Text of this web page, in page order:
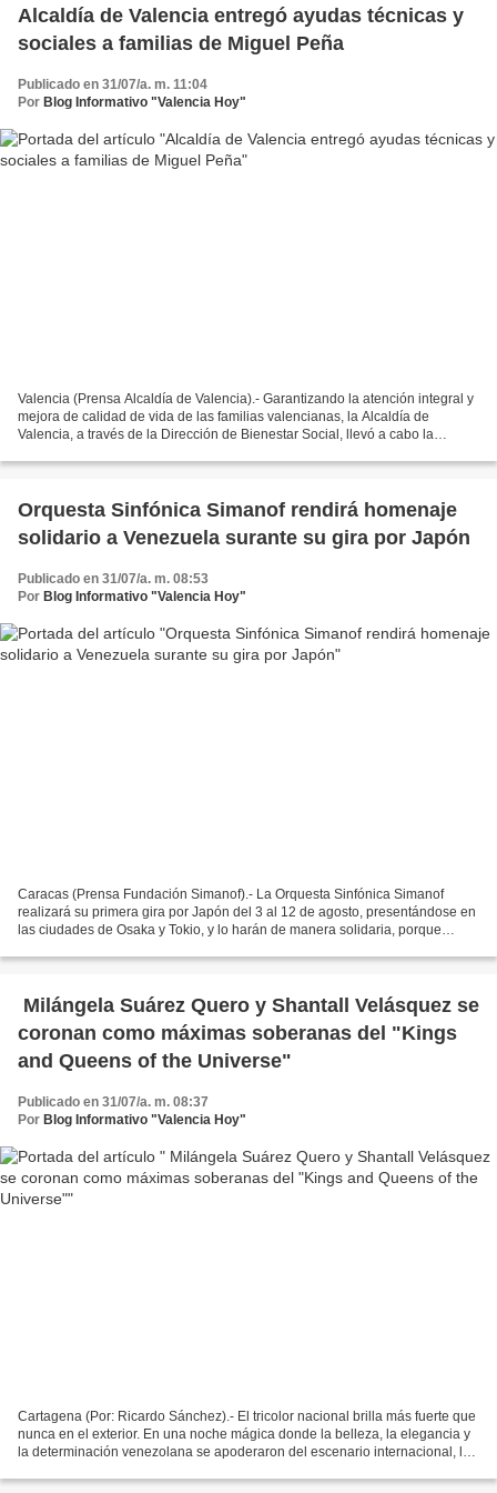
Alcaldía de Valencia entregó ayudas técnicas y
sociales a familias de Miguel Peña
Publicado en 31/07/a. m. 11:04
Por Blog Informativo "Valencia Hoy"
Valencia (Prensa Alcaldía de Valencia).- Garantizando la atención integral y
mejora de calidad de vida de las familias valencianas, la Alcaldía de
Valencia, a través de la Dirección de Bienestar Social, llevó a cabo la
Orquesta Sinfónica Simanof rendirá homenaje
solidario a Venezuela surante su gira por Japón
Publicado en 31/07/a. m. 08:53
Por Blog Informativo "Valencia Hoy"
Caracas (Prensa Fundación Simanof).- La Orquesta Sinfónica Simanof
realizará su primera gira por Japón del 3 al 12 de agosto, presentándose en
las ciudades de Osaka y Tokio, y lo harán de manera solidaria, porque
Milángela Suárez Quero y Shantall Velásquez se
coronan como máximas soberanas del "Kings
and Queens of the Universe"
Publicado en 31/07/a. m. 08:37
Por Blog Informativo "Valencia Hoy"
Cartagena (Por: Ricardo Sánchez).- El tricolor nacional brilla más fuerte que
nunca en el exterior. En una noche mágica donde la belleza, la elegancia y
la determinación venezolana se apoderaron del escenario internacional, las